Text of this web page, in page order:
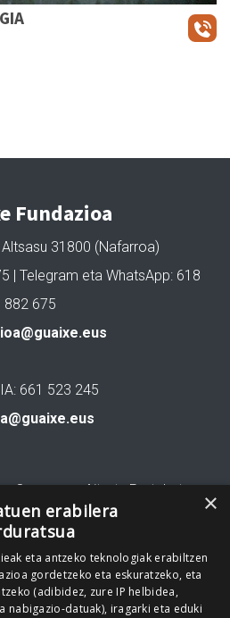
Fundazioa
31800 (Nafarroa)
| Telegram eta WhatsApp: 618
882 675
661 523 245
Commons Aitortu Partekatu
garatua
×
erabilera
eta antzeko teknologiak erabiltzen
gordetzeko eta eskuratzeko, eta
(adibidez, zure IP helbidea,
nabigazio-datuak), iragarki eta eduki